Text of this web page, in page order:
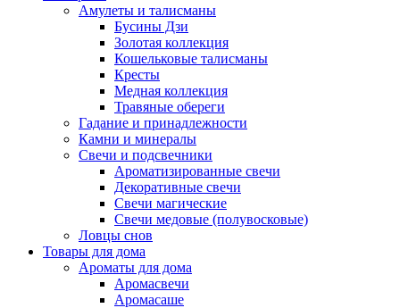
Амулеты и талисманы
Бусины Дзи
Золотая коллекция
Кошельковые талисманы
Кресты
Медная коллекция
Травяные обереги
Гадание и принадлежности
Камни и минералы
Свечи и подсвечники
Ароматизированные свечи
Декоративные свечи
Свечи магические
Свечи медовые (полувосковые)
Ловцы снов
Товары для дома
Ароматы для дома
Аромасвечи
Аромасаше